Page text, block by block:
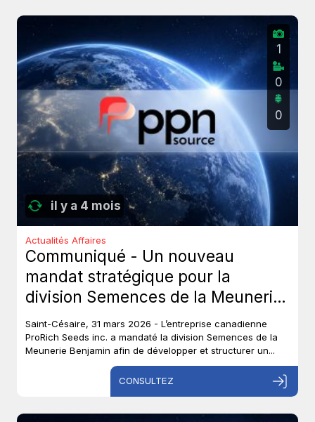
il y a 4 mois
1
0
0
Actualités Affaires
Communiqué - Un nouveau
mandat stratégique pour la
division Semences de la Meunerie
Benjamin.
Saint-Césaire, 31 mars 2026 - L’entreprise canadienne
ProRich Seeds inc. a mandaté la division Semences de la
Meunerie Benjamin afin de développer et structurer un...
CONSULTEZ